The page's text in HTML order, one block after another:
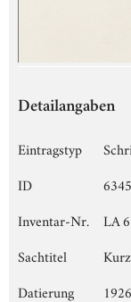
Detailangaben
Eintragstyp
ID
Inventar-Nr.
LA
Sachtitel
Datierung